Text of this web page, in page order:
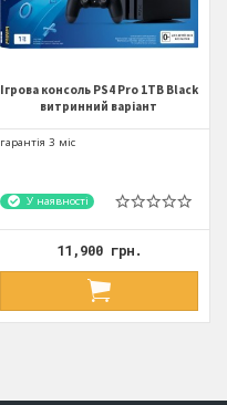
Ігрова консоль PS4 Pro 1TB Black
витринний варіант
гарантія 3 міс
У наявності
11,900 грн.